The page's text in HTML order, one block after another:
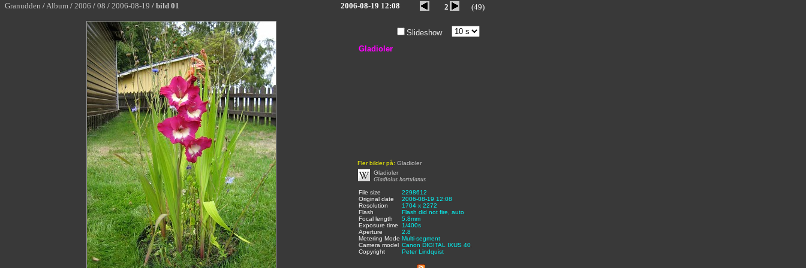
Granudden /Album / 2006 / 08 / 2006-08-19 / bild 01 2006-08-19 12:08 2 (49)
Slideshow
Gladioler
Fler bilder på: Gladioler
Gladioler
Gladiolus hortulanus
File size
2298612
Original date
2006-08-19 12:08
Resolution
1704 x 2272
Flash
Flash did not fire, auto
Focal length
5.8mm
Exposure time
1/400s
Aperture
2.8
Metering Mode Multi-segment
Camera model Canon DIGITAL IXUS 40
Copyright
Peter Lindquist